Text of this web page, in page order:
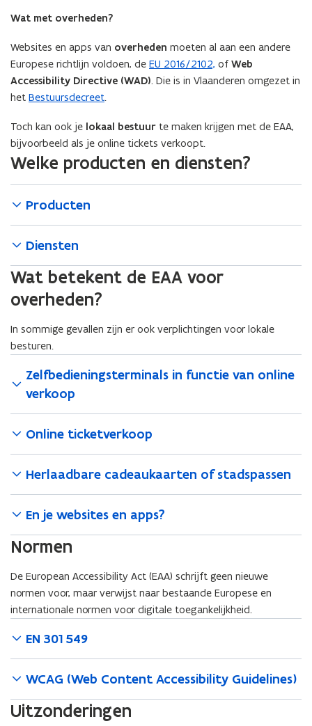
Wat met overheden?
Websites en apps van overheden moeten al aan een andere
Europese richtlijn voldoen, de EU 2016/2102, ofWeb
Accessibility Directive (WAD). Die is in Vlaanderen omgezet in
het Bestuursdecreet.
Toch kan ook je lokaal bestuur te maken krijgen met de EAA,
bijvoorbeeld als je online tickets verkoopt.
Welke producten en diensten?
Producten
Diensten
Wat betekent de EAA voor
overheden?
In sommige gevallen zijn er ook verplichtingen voor lokale
besturen.
Zelfbedieningsterminals in functie van online
verkoop
Online ticketverkoop
Herlaadbare cadeaukaarten of stadspassen
En je websites en apps?
Normen
De European Accessibility Act (EAA) schrijft geen nieuwe
normen voor, maar verwijst naar bestaande Europese en
internationale normen voor digitale toegankelijkheid.
EN 301 549
WCAG (Web Content Accessibility Guidelines)
Uitzonderingen